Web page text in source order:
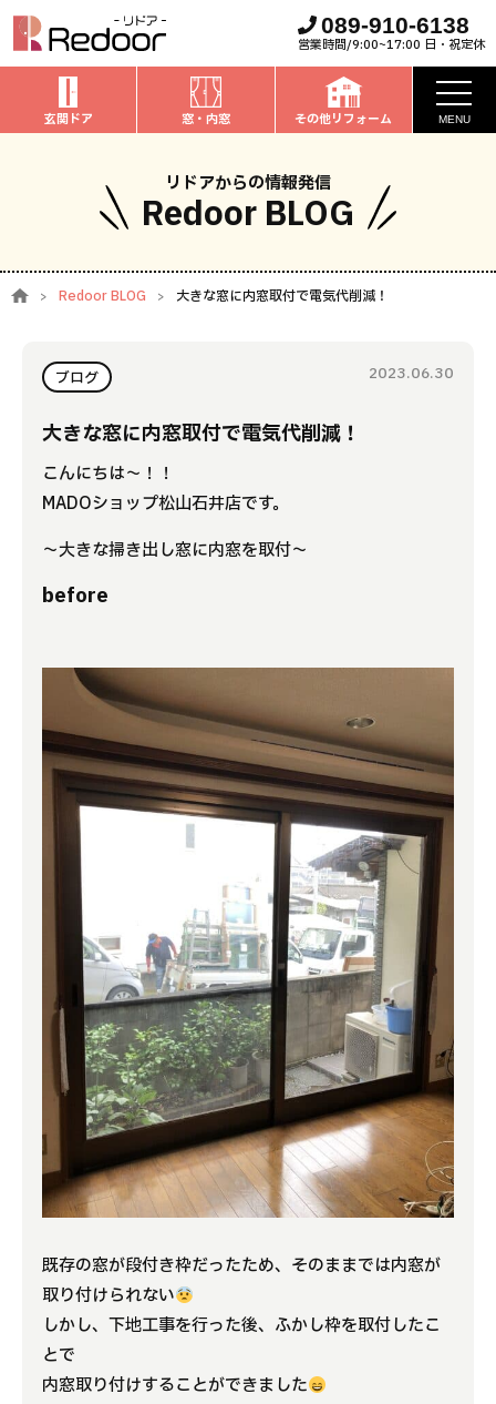
089-910-6138
営業時間/9:00~17:00 日・祝定休
玄関ドア 窓・内窓 その他リフォーム MENU
私たちについて
取扱商品
玄関ドアのリフォーム
お家全般のリフォーム
施工事例
お客様の声
ブログ
よくある質問
補助金事業
リドアからの情報発信
Redoor BLOG
Redoor BLOG 大きな窓に内窓取付で電気代削減！
ブログ 2023.06.30
大きな窓に内窓取付で電気代削減！
こんにちは～！！
MADOショップ松山石井店です。
～大きな掃き出し窓に内窓を取付～
before
既存の窓が段付き枠だったため、そのままでは内窓が
取り付けられない
しかし、下地工事を行った後、ふかし枠を取付したこ
とで
内窓取り付けすることができました